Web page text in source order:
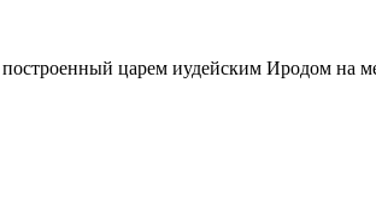
царем иудейским Иродом на